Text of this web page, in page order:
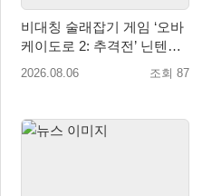
비대칭 술래잡기 게임 ‘오바
케이도로 2: 추격전’ 닌텐도
eShop 출시
2026.08.06 조회 87